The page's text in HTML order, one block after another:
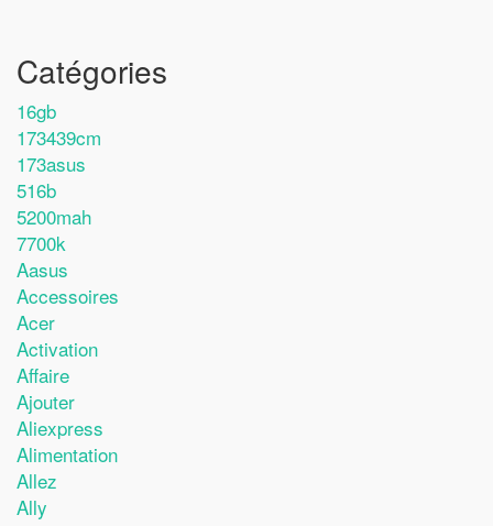
Catégories
16gb
173439cm
173asus
516b
5200mah
7700k
Aasus
Accessoires
Acer
Activation
Affaire
Ajouter
Aliexpress
Alimentation
Allez
Ally